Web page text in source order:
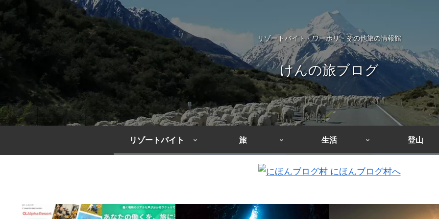
リゾートバイト・ワーホリ・その他旅の情報館
けんの旅ブログ
リゾートバイト 旅 生活 登山